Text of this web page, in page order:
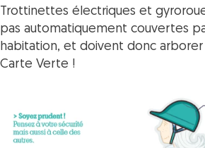
Trottinettes électriques et
pas automatiquement couvertes
habitation, et doivent donc
Carte Verte !